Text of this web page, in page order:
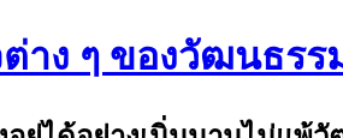
าง ๆ ของวัฒนธร